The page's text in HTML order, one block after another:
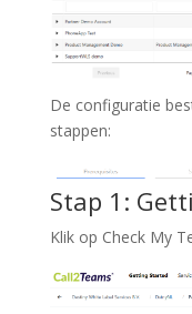
De configuratie
stappen:
Stap 1:
Klik op Check My